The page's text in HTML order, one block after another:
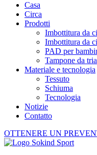
Casa
Circa
Prodotti
Imbottitura da
Imbottitura da
PAD per
Tampone da
Materiale e tecnologia
Tessuto
Schiuma
Tecnologia
Notizie
Contatto
OTTENERE UN